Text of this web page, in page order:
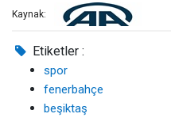
Kaynak:
Etiketler :
spor
fenerbahçe
beşiktaş